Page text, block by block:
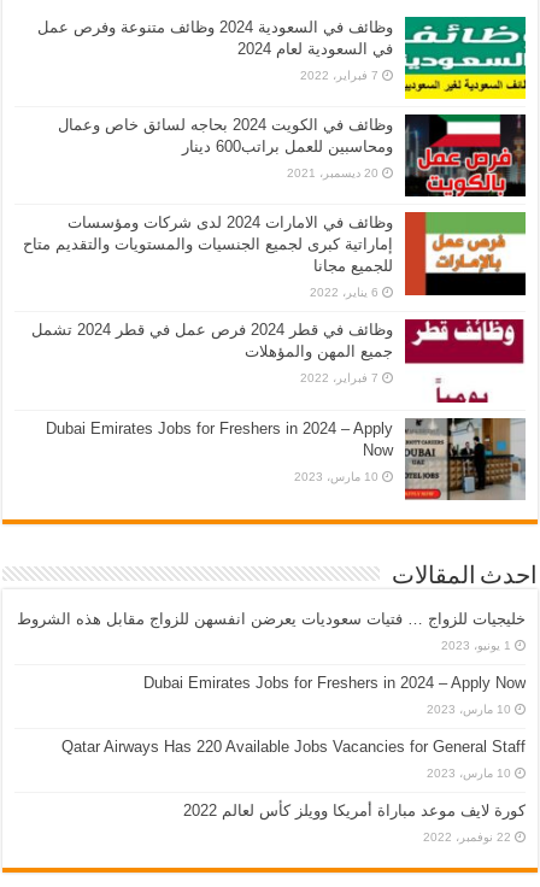
وظائف في السعودية 2024 وظائف متنوعة وفرص عمل
في السعودية لعام 2024
7 فبراير، 2022
وظائف في الكويت 2024 بحاجه لسائق خاص وعمال
ومحاسبين للعمل براتب600 دينار
20 ديسمبر، 2021
وظائف في الامارات 2024 لدى شركات ومؤسسات
إماراتية كبرى لجميع الجنسيات والمستويات والتقديم متاح
للجميع مجانا
6 يناير، 2022
وظائف في قطر 2024 فرص عمل في قطر 2024 تشمل
جميع المهن والمؤهلات
7 فبراير، 2022
Dubai Emirates Jobs for Freshers in 2024 – Apply
Now
10 مارس، 2023
احدث المقالات
خليجيات للزواج … فتيات سعوديات يعرضن انفسهن للزواج مقابل هذه الشروط
1 يونيو، 2023
Dubai Emirates Jobs for Freshers in 2024 – Apply Now
10 مارس، 2023
Qatar Airways Has 220 Available Jobs Vacancies for General Staff
10 مارس، 2023
كورة لايف موعد مباراة أمريكا وويلز كأس لعالم 2022
22 نوفمبر، 2022